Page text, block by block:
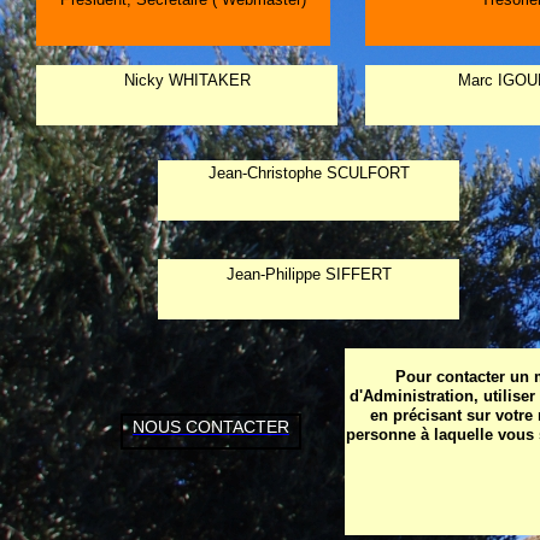
Marc
Pour contacter un
d'Administration, utiliser
en précisant sur votre
personne à laquelle vous
Jean-Christophe SCULFORT
NOUS CONTACTER
Nicky WHITAKER
Jean-Philippe SIFFERT